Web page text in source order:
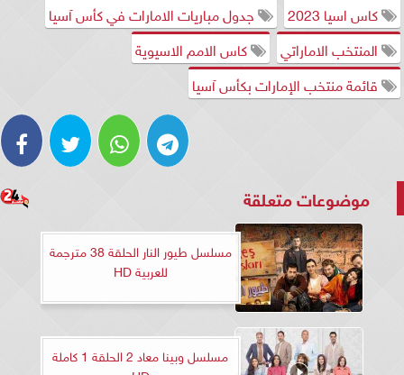
كاس اسيا 2023
جدول مباريات الامارات في كأس آسيا
المنتخب الاماراتي
كاس الامم الاسيوية
قائمة منتخب الإمارات بكأس آسيا
موضوعات متعلقة
مسلسل طيور النار الحلقة 38 مترجمة
للعربية HD
مسلسل وبينا معاد 2 الحلقة 1 كاملة